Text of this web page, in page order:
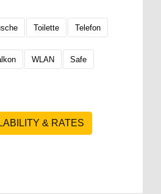
Toilette Telefon
WLAN Safe
& RATES